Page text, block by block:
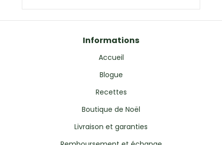
Informations
Accueil
Blogue
Recettes
Boutique de Noël
Livraison et garanties